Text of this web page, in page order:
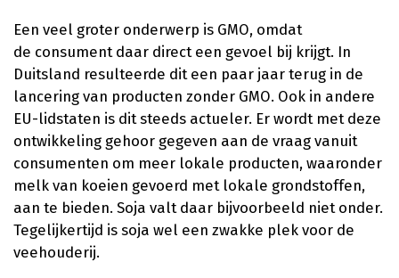
Een veel groter onderwerp is GMO, omdat
de consument daar direct een gevoel bij krijgt. In
Duitsland resulteerde dit een paar jaar terug in de
lancering van producten zonder GMO. Ook in andere
EU-lidstaten is dit steeds actueler. Er wordt met deze
ontwikkeling gehoor gegeven aan de vraag vanuit
consumenten om meer lokale producten, waaronder
melk van koeien gevoerd met lokale grondstoffen,
aan te bieden. Soja valt daar bijvoorbeeld niet onder.
Tegelijkertijd is soja wel een zwakke plek voor de
veehouderij.